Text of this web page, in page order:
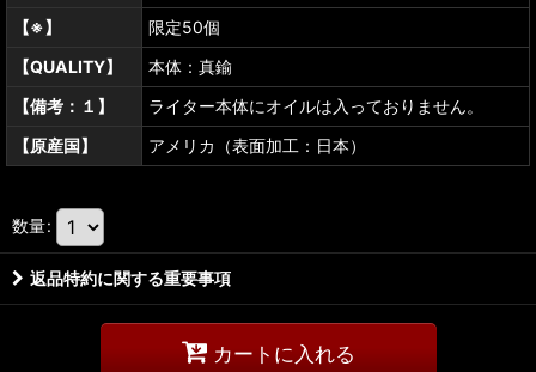
【※】
限定50個
【QUALITY】
本体：真鍮
【備考：１】
ライター本体にオイルは入っておりません。
【原産国】
アメリカ（表面加工：日本）
数量:
返品特約に関する重要事項
カートに入れる